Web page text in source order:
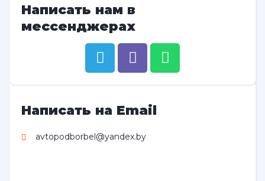
Написать нам в
мессенджерах
Написать на Email
avtopodborbel@yandex.by